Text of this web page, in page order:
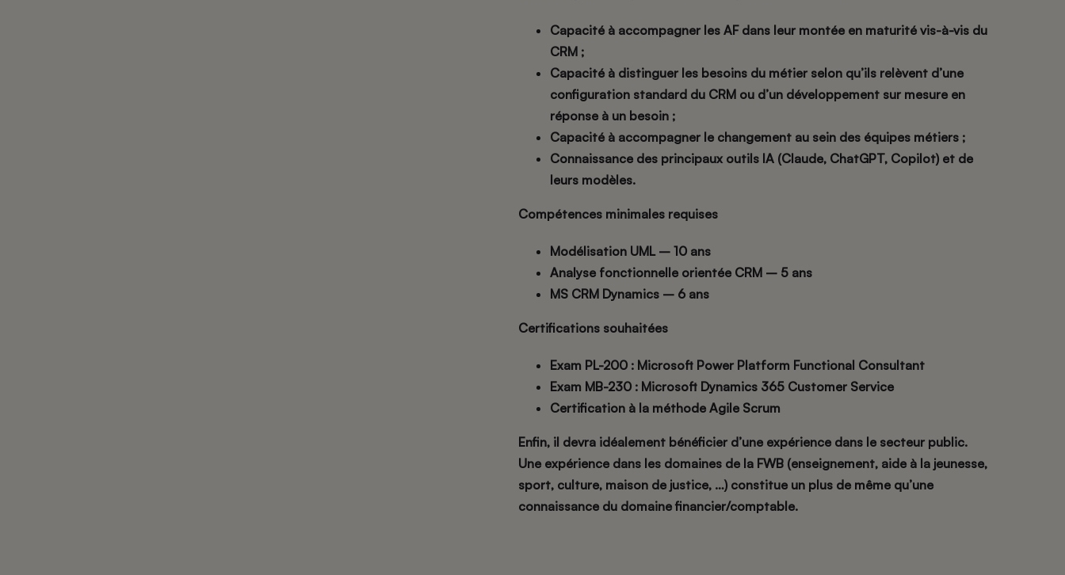
Capacité à accompagner les AF dans leur montée en maturité vis-à-vis du
CRM ;
Capacité à distinguer les besoins du métier selon qu’ils relèvent d’une
configuration standard du CRM ou d’un développement sur mesure en
réponse à un besoin ;
Capacité à accompagner le changement au sein des équipes métiers ;
Connaissance des principaux outils IA (Claude, ChatGPT, Copilot) et de
leurs modèles.
Compétences minimales requises
Modélisation UML – 10 ans
Analyse fonctionnelle orientée CRM – 5 ans
MS CRM Dynamics – 6 ans
Certifications souhaitées
Exam PL-200 : Microsoft Power Platform Functional Consultant
Exam MB-230 : Microsoft Dynamics 365 Customer Service
Certification à la méthode Agile Scrum
Enfin, il devra idéalement bénéficier d’une expérience dans le secteur public.
Une expérience dans les domaines de la FWB (enseignement, aide à la jeunesse,
sport, culture, maison de justice, …) constitue un plus de même qu’une
connaissance du domaine financier/comptable.